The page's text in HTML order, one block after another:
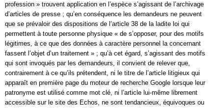
profession » trouvent application en l’espèce s’agissant de l’archivage
d’articles de presse ; qu’en conséquence les demandeurs ne peuvent
que se prévaloir des dispositions de l’article 38 de la ladite loi qui
permettent à toute personne physique « de s’opposer, pour des motifs
légitimes, à ce que des données à caractère personnel la concernant
fassent l’objet d’un traitement » ; qu’à cet égard, s’agissant des motifs
qui sont invoqués par les demandeurs, il convient de relever que,
contrairement à ce qu’ils prétendent, ni le titre de l’article litigieux qui
apparaît en première page du moteur de recherche Google lorsque leur
patronyme est utilisé comme mot clé, ni l’article lui-même librement
accessible sur le site des Echos, ne sont tendancieux, équivoques ou